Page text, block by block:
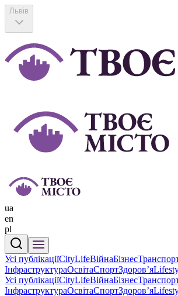
Львів
ua
en
pl
Усі публікаціїCityLifeВійнаБізнес
ІнфраструктураОсвітаСпортЗдоровʼя
Усі публікаціїCityLifeВійнаБізнес
ІнфраструктураОсвітаСпортЗдоровʼя